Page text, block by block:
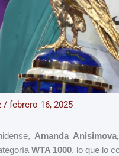
/ febrero 16, 2025
Amanda Anisimova,
WTA 1000, lo que lo